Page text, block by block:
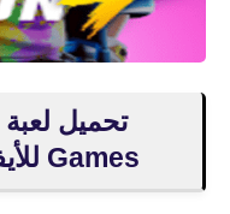
Games للأيفون والأندرويد APK